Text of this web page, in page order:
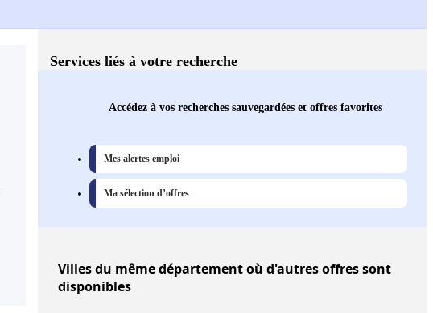
Services liés à votre recherche
Accédez à vos recherches sauvegardées et offres favorites
Mes alertes emploi
Ma sélection d’offres
Villesdu même département où d'autres offres sont
disponibles